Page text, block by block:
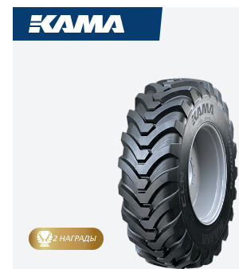
2 НАГРАДЫ